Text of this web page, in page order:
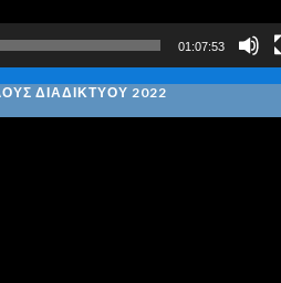
01:07:53
ΔΙΑΔΙΚΤΥΟΥ 2022